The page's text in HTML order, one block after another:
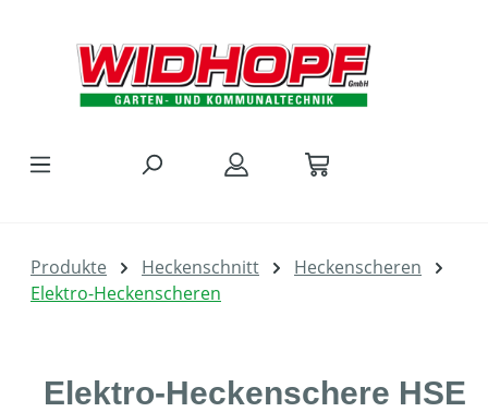
Produkte Heckenschnitt
Heckenscheren
Elektro-Heckenscheren
Elektro-Heckenschere HSE